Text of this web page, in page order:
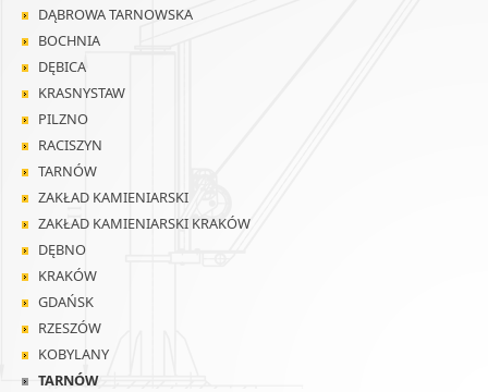
DĄBROWA TARNOWSKA
BOCHNIA
DĘBICA
KRASNYSTAW
PILZNO
RACISZYN
TARNÓW
ZAKŁAD KAMIENIARSKI
ZAKŁAD KAMIENIARSKI KRAKÓW
DĘBNO
KRAKÓW
GDAŃSK
RZESZÓW
KOBYLANY
TARNÓW